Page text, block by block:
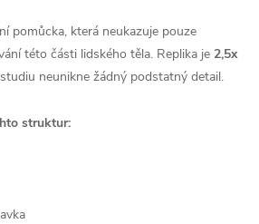
pomůcka, která neukazuje pouze
této části lidského těla. Replika je 2,5x
neunikne žádný podstatný detail.
struktur: